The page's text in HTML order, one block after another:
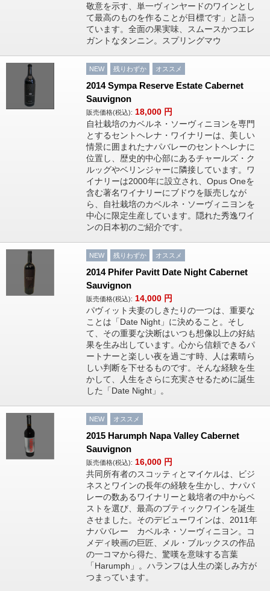
敬意を示す、単一ヴィンヤードのワインとし
て最高のものを作ることが目標です」と語っ
ています。全面の果実味、スムースかつエレ
ガントなタンニン。スプリングマウ
NEW 残りわずか オススメ
2014 Sympa Reserve Estate Cabernet
Sauvignon
販売価格(税込): 18,000 円
自社栽培のカベルネ・ソーヴィニヨンを専門
とするセントヘレナ・ワイナリーは、美しい
情景に囲まれたナパバレーのセントヘレナに
位置し、歴史的中心部にあるチャールズ・ク
ルッグやベリンジャーに隣接しています。ワ
イナリーは2000年に設立され、Opus Oneを
含む著名ワイナリーにブドウを販売しなが
ら、自社栽培のカベルネ・ソーヴィニヨンを
中心に限定生産しています。隠れた秀逸ワイ
ンの日本初のご紹介です。
NEW 残りわずか オススメ
2014 Phifer Pavitt Date Night Cabernet
Sauvignon
販売価格(税込): 14,000 円
パヴィット夫妻のしきたりの一つは、重要な
ことは「Date Night」に決めること。そし
て、その重要な決断はいつも想像以上の好結
果を生み出しています。心から信頼できるパ
ートナーと楽しい夜を過ごす時、人は素晴ら
しい判断を下せるものです。そんな経験を生
かして、人生をさらに充実させるために誕生
した「Date Night」。
NEW オススメ
2015 Harumph Napa Valley Cabernet
Sauvignon
販売価格(税込): 16,000 円
共同所有者のスコッティとマイケルは、ビジ
ネスとワインの長年の経験を生かし、ナパバ
レーの数あるワイナリーと栽培者の中からベ
ストを選び、最高のブティックワインを誕生
させました。そのデビューワインは、2011年
ナパバレー カベルネ・ソーヴィニヨン。コ
メディ映画の巨匠、メル・ブルックスの作品
の一コマから得た、驚嘆を意味する言葉
「Harumph」。ハランフは人生の楽しみ方が
つまっています。